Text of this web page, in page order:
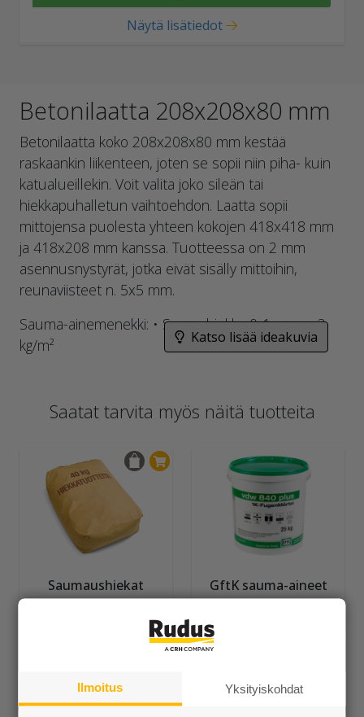
Näytä lisätiedot
Betonilaatta 208x208x80 mm
Betonilaatta koko 208x208x80 mm kestää
raskaankin liikenteen, joten se sopii niin piha- kuin
katualueillekin. Voit valita joko sileän tai
hiekkapuhalletun vaihtoehdon. Laatta sopii
mittojensa puolesta yhteen kokojen 418x418 mm
ja 418x208 mm kanssa. Tuotteessa on 2 mm
asennusnystyrät, jotka eivät sisälly mittoihin,
reunaviisteet n. 5x5 mm.
Sauma-ainemenekki: • Saumahiekka 0-1 mm n. 3
kg/m²
Katso lisää ideakuvia
Saatat tarvita myös näitä tuotteita
Saumaushiekat
GftK sauma-aineet
Ilmoitus Yksityiskohdat